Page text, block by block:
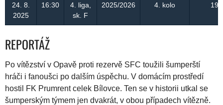
24. 8.
2025
16:30
4. liga,
sk. F
2025/2026 4. kolo 193
REPORTÁŽ
Po vítězství v Opavě proti rezervě SFC toužili šumperští
hráči i fanoušci po dalším úspěchu. V domácím prostředí
hostil FK Prumrent celek Bílovce. Ten se v historii utkal se
šumperským týmem jen dvakrát, v obou případech vítězně.